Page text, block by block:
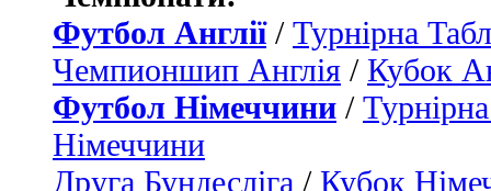
Футбол Англії/ Турнірна
Чемпионшип Англія / Кубок
Футбол Німеччини /
Німеччини
Друга Бундесліга / Кубок